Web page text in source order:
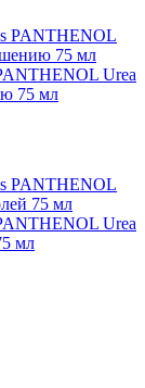
Urea
75 мл
Urea
мл